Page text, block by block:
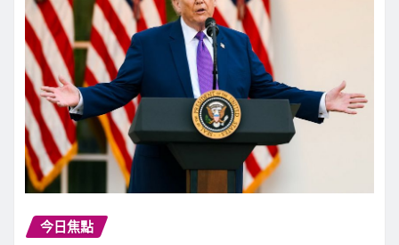
今日焦點